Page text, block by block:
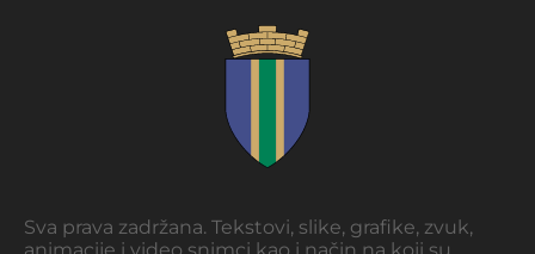
Sva prava zadržana. Tekstovi, slike, grafike, zvuk,
animacije i video snimci kao i način na koji su